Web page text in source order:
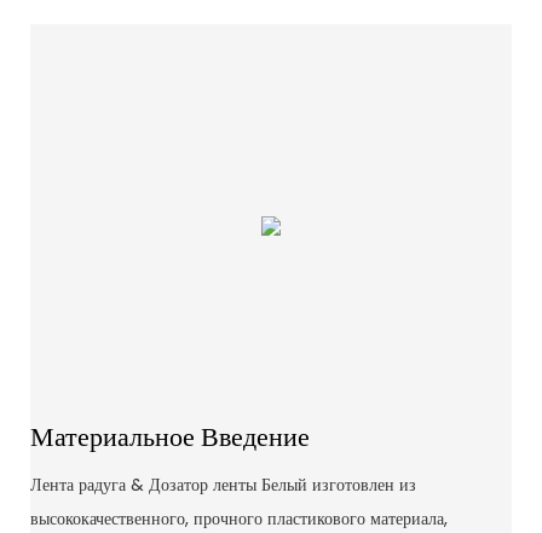
Материальное Введение
Лента радуга & Дозатор ленты Белый изготовлен из
высококачественного, прочного пластикового материала,